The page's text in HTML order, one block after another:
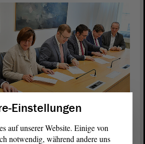
Foto: Bildarchiv BayerischerLandtag
Einstellungen
auf unserer Website. Einige von
notwendig, während andere uns